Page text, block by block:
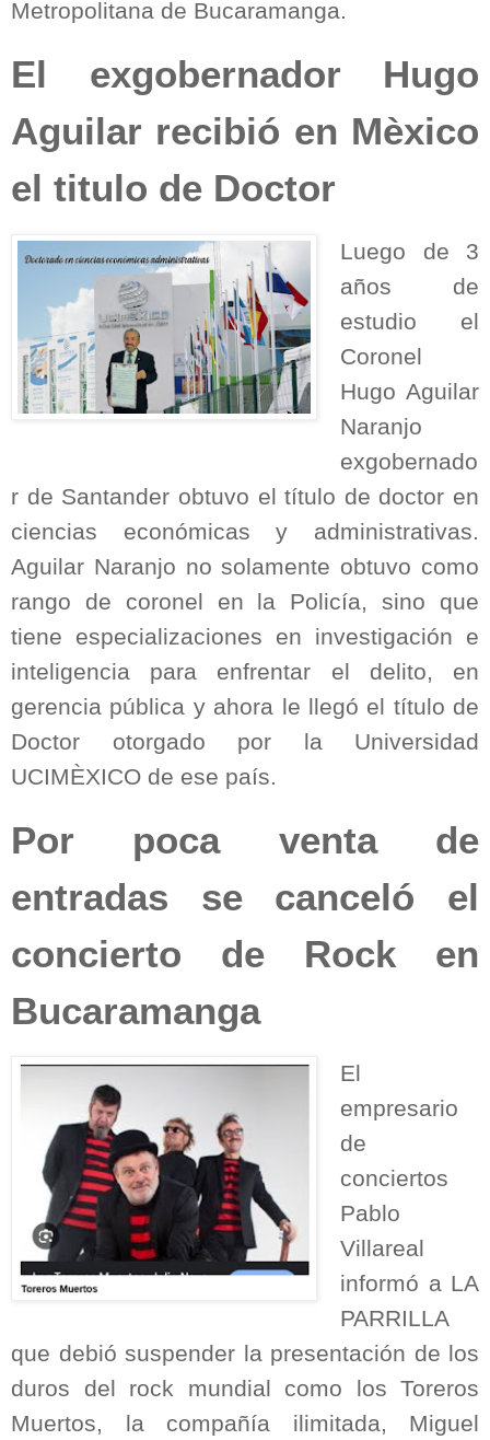
Metropolitana de Bucaramanga.
El exgobernador Hugo
Aguilar recibió en Mèxico
el titulo de Doctor
Luego de 3
años de
estudio el
Coronel
Hugo Aguilar
Naranjo
exgobernado
r de Santander obtuvo el título de doctor en
ciencias económicas y administrativas.
Aguilar Naranjo no solamente obtuvo como
rango de coronel en la Policía, sino que
tiene especializaciones en investigación e
inteligencia para enfrentar el delito, en
gerencia pública y ahora le llegó el título de
Doctor otorgado por la Universidad
UCIMÈXICO de ese país.
Por poca venta de
entradas se canceló el
concierto de Rock en
Bucaramanga
El
empresario
de
conciertos
Pablo
Villareal
informó a LA
PARRILLA
que debió suspender la presentación de los
duros del rock mundial como los Toreros
Muertos, la compañía ilimitada, Miguel